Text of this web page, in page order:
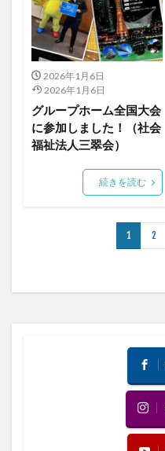
2026年1月6日
2026年1月6日
グループホーム全国大会
に参加しました！（社会
福祉法人三翠会）
続きを読む
1 2